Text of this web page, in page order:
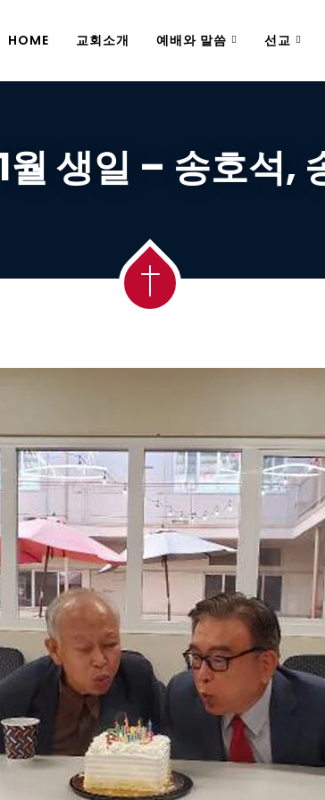
HOME 교회소개 예배와 말씀 선교
월 생일 – 송호석,